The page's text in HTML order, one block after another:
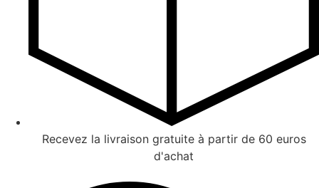
Recevez la livraison gratuite à partir de 60 euros
d'achat